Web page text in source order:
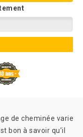
de cheminée varie
bon à savoir qu’il